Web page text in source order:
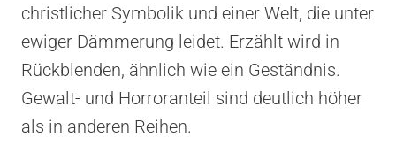
christlicher Symbolik und einer Welt, die unter
ewiger Dämmerung leidet. Erzählt wird in
Rückblenden, ähnlich wie ein Geständnis.
Gewalt- und Horroranteil sind deutlich höher
als in anderen Reihen.